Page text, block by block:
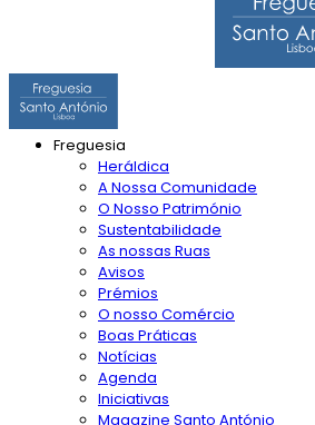
Freguesia
Heráldica
A Nossa Comunidade
O Nosso Património
Sustentabilidade
As nossas Ruas
Avisos
Prémios
O nosso Comércio
Boas Práticas
Notícias
Agenda
Iniciativas
Magazine Santo António